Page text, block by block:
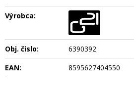
Výrobca:
Obj. čislo:
6390392
EAN:
8595627404550